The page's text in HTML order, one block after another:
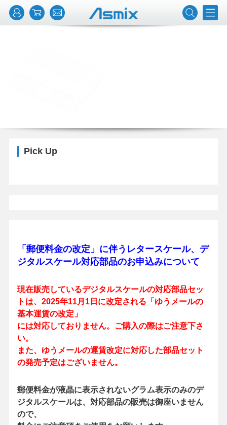
Pick Up
「郵便料金の改定」に伴うレタースケール、デ
ジタルスケール対応部品のお申込みについて
現在販売しているデジタルスケールの対応部品セッ
トは、2025年11月1日に改定される「ゆうメールの
基本運賃の改定」
には対応しておりません。ご購入の際はご注意下さ
い。
また、ゆうメールの運賃改定に対応した部品セット
の発売予定はございません。
郵便料金が液晶に表示されないグラム表示のみのデ
ジタルスケールは、対応部品の販売は御座いません
ので、